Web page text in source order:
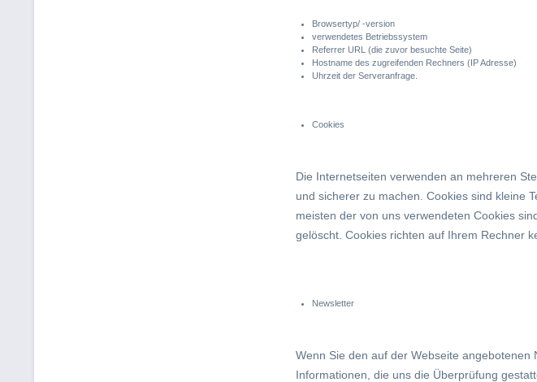
Browsertyp/ -version
verwendetes Betriebssystem
Referrer URL (die zuvor besuchte Seite)
Hostname des zugreifenden Rechners (IP Adresse)
Uhrzeit der Serveranfrage.
Cookies
Die Internetseiten verwenden an mehreren
und sicherer zu machen. Cookies sind kleine
meisten der von uns verwendeten Cookies
gelöscht. Cookies richten auf Ihrem Rechner
Newsletter
Wenn Sie den auf der Webseite
Informationen, die uns die Überprüfung